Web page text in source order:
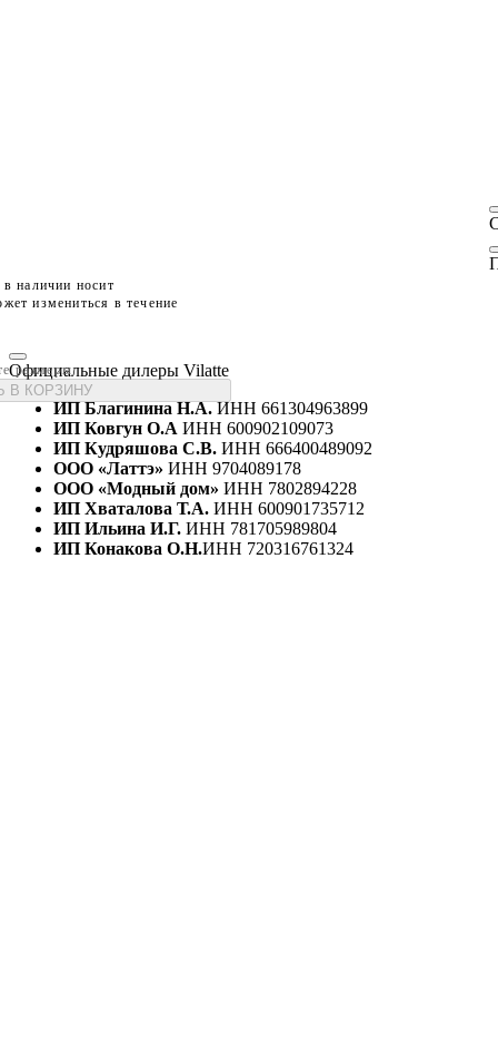
наличии носит
измениться в течение
размеры
В КОРЗИНУ
Официальные дилеры Vilatte
ИП Благинина Н.А.ИНН 661304963899
ИП Ковгун О.А ИНН 600902109073
ИП Кудряшова С.В. ИНН 666400489092
ООО «Латтэ» ИНН 9704089178
ООО «Модный дом» ИНН 7802894228
ИП Хваталова Т.А. ИНН 600901735712
ИП Ильина И.Г. ИНН 781705989804
ИП Конакова О.Н.ИНН 720316761324